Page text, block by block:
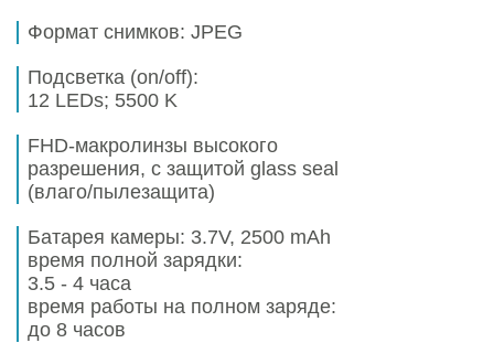
Формат снимков: JPEG
Подсветка (on/off):
12 LEDs; 5500 K
FHD-макролинзы высокого
разрешения, с защитой glass seal
(влаго/пылезащита)
Батарея камеры: 3.7V, 2500 mAh
время полной зарядки:
3.5 - 4 часа
время работы на полном заряде:
до 8 часов